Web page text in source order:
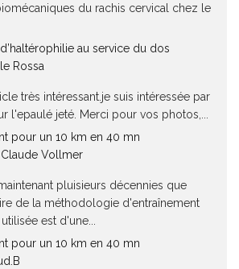
du rachis cervical chez le
au service du dos
Rossa
très intéressant.je suis intéressée par
l'epaulé jeté. Merci pour vos photos,...
pour un 10 km en 40 mn
Vollmer
pluisieurs décennies que
de la méthodologie d'entraînement
est d'une...
pour un 10 km en 40 mn